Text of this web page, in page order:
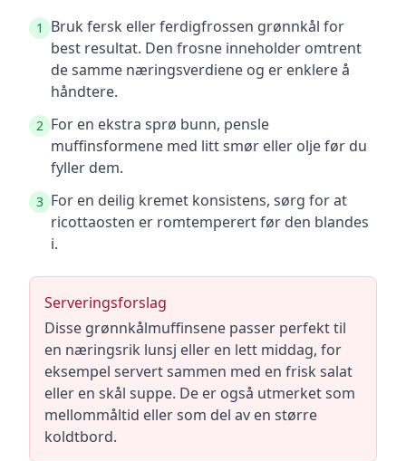
1
Bruk fersk eller ferdigfrossen grønnkål for
best resultat. Den frosne inneholder omtrent
de samme næringsverdiene og er enklere å
håndtere.
2 For en ekstra sprø bunn, pensle
muffinsformene med litt smør eller olje før du
fyller dem.
3 For en deilig kremet konsistens, sørg for at
ricottaosten er romtemperert før den blandes
i.
Serveringsforslag
Disse grønnkålmuffinsene passer perfekt til
en næringsrik lunsj eller en lett middag, for
eksempel servert sammen med en frisk salat
eller en skål suppe. De er også utmerket som
mellommåltid eller som del av en større
koldtbord.